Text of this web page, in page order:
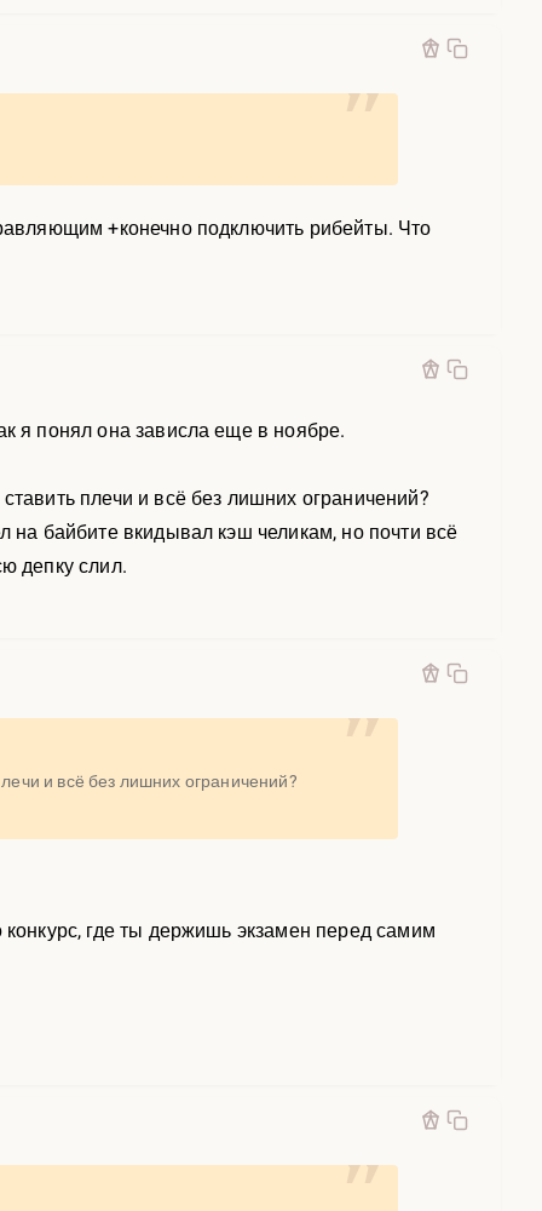
+конечно подключить рибейты. Что
я понял она зависла еще в ноябре.
плечи и всё без лишних ограничений?
на байбите вкидывал кэш челикам, но почти всё
депку слил.
и всё без лишних ограничений?
где ты держишь экзамен перед самим